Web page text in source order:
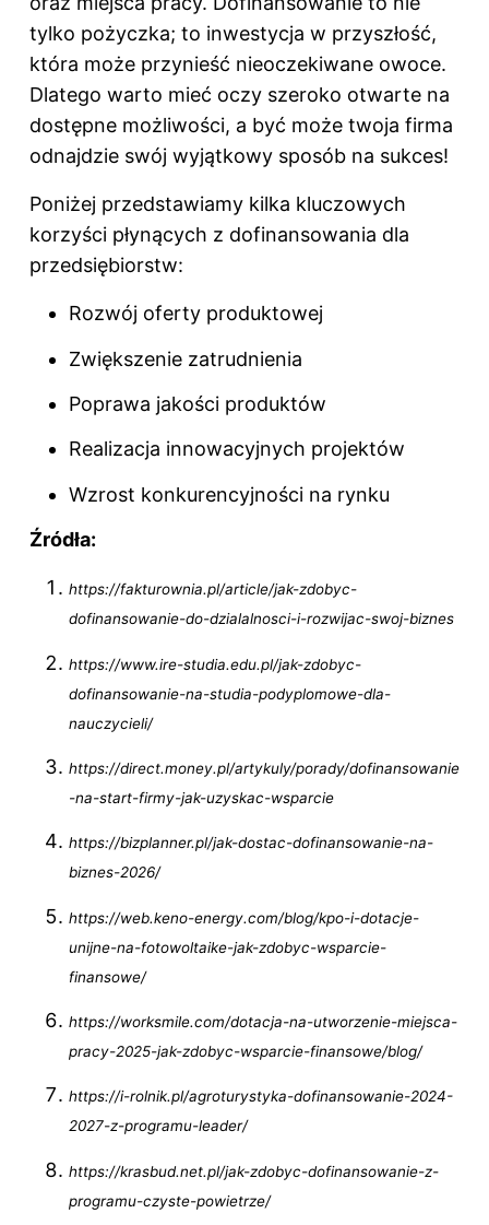
tylko pożyczka; to inwestycja w przyszłość,
która może przynieść nieoczekiwane owoce.
Dlatego warto mieć oczy szeroko otwarte na
dostępne możliwości, a być może twoja firma
odnajdzie swój wyjątkowy sposób na sukces!
Poniżej przedstawiamy kilka kluczowych
korzyści płynących z dofinansowania dla
przedsiębiorstw:
Rozwój oferty produktowej
Zwiększenie zatrudnienia
Poprawa jakości produktów
Realizacja innowacyjnych projektów
Wzrost konkurencyjności na rynku
Źródła:
https://fakturownia.pl/article/jak-zdobyc-
dofinansowanie-do-dzialalnosci-i-rozwijac-swoj-biznes
https://www.ire-studia.edu.pl/jak-zdobyc-
dofinansowanie-na-studia-podyplomowe-dla-
nauczycieli/
https://direct.money.pl/artykuly/porady/dofinansowanie
-na-start-firmy-jak-uzyskac-wsparcie
https://bizplanner.pl/jak-dostac-dofinansowanie-na-
biznes-2026/
https://web.keno-energy.com/blog/kpo-i-dotacje-
unijne-na-fotowoltaike-jak-zdobyc-wsparcie-
finansowe/
https://worksmile.com/dotacja-na-utworzenie-miejsca-
pracy-2025-jak-zdobyc-wsparcie-finansowe/blog/
https://i-rolnik.pl/agroturystyka-dofinansowanie-2024-
2027-z-programu-leader/
https://krasbud.net.pl/jak-zdobyc-dofinansowanie-z-
programu-czyste-powietrze/